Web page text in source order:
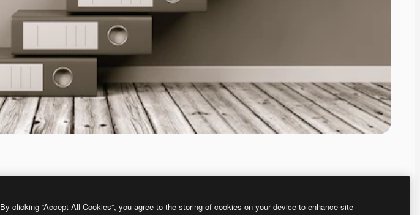
By clicking “Accept All Cookies”, you agree to the storing of cookies on your device to enhance site